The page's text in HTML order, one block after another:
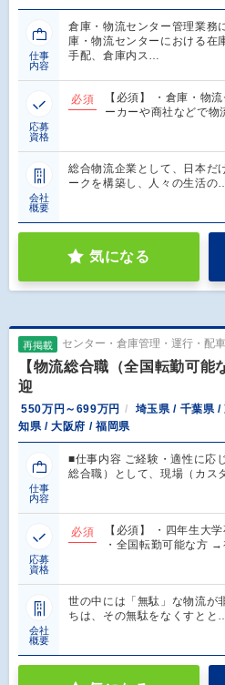
仕事
内容
倉庫・物流センター管理業
庫・物流センターにおける在
手配、倉庫内ス…
応募
資格
必須
【必須】 ・倉庫・物
ーカーや商社などで
会社
概要
総合物流企業として、日本だ
ークを構築し、人々の生活の
気になる
再掲載 センター・倉庫管理・運行・配
【物流総合職（全国転勤可能
迎
550万円～699万円
埼玉県 / 千葉県
知県 / 大阪府 / 福岡県
仕事
内容
■仕事内容 ご経験・適性に応
総合職）として、現場（カ
応募
資格
必須
【必須】 ・四年生大
・全国転勤可能な方
会社
概要
世の中には「無駄」な物流が
ちは、その無駄をなくすとと